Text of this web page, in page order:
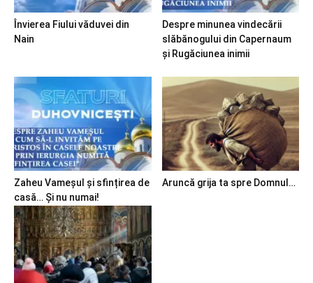
Învierea Fiului văduvei din
Nain
Despre minunea vindecării
slăbănogului din Capernaum
și Rugăciunea inimii
Zaheu Vameșul și sfințirea de
casă… Și nu numai!
Aruncă grija ta spre Domnul…